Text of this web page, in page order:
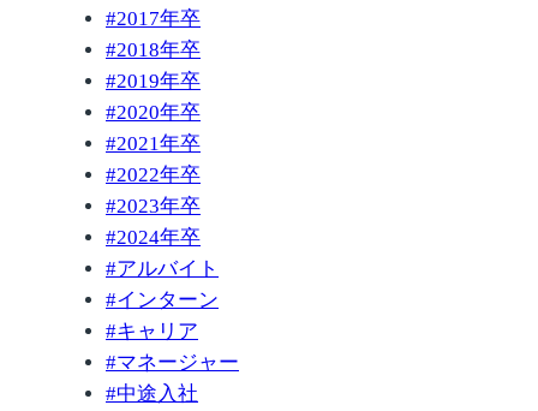
#2017年卒
#2018年卒
#2019年卒
#2020年卒
#2021年卒
#2022年卒
#2023年卒
#2024年卒
#アルバイト
#インターン
#キャリア
#マネージャー
#中途入社